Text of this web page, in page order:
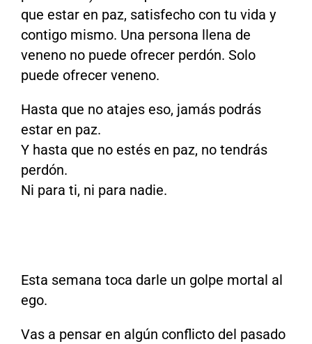
que estar en paz, satisfecho con tu vida y
contigo mismo. Una persona llena de
veneno no puede ofrecer perdón. Solo
puede ofrecer veneno.
Hasta que no atajes eso, jamás podrás
estar en paz.
Y hasta que no estés en paz, no tendrás
perdón.
Ni para ti, ni para nadie.
Esta semana toca darle un golpe mortal al
ego.
Vas a pensar en algún conflicto del pasado